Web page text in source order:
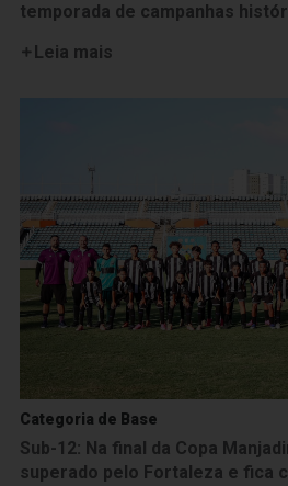
temporada de campanhas
Leia mais
Categoria de Base
Sub-12: Na final da Copa
superado pelo Fortaleza e fica